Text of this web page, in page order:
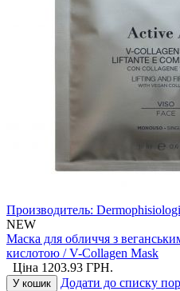
Производитель:
NEW
Маска для обличчя з
кислотою / V-Collagen Mask
Ціна 1203.93 ГРН.
У кошик Додати до списку